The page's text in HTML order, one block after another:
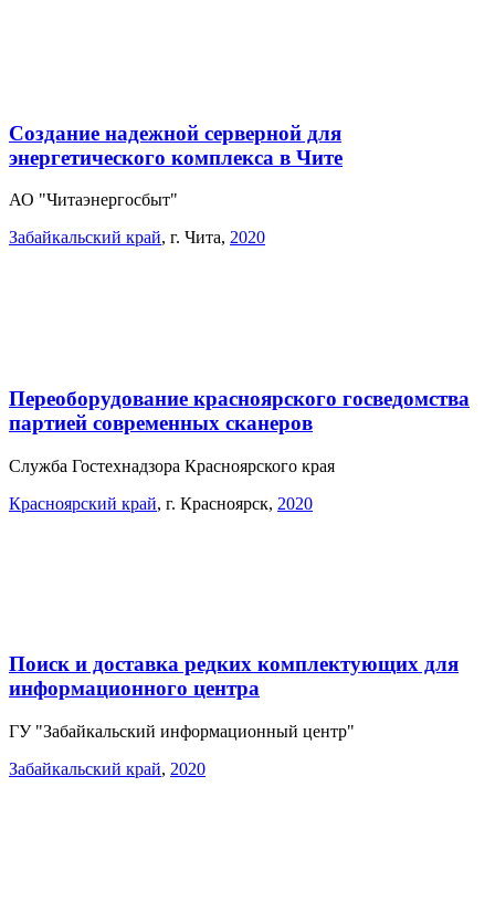
Создание надежной серверной для
энергетического комплекса в Чите
АО "Читаэнергосбыт"
Забайкальский край, г. Чита, 2020
Переоборудование красноярского госведомства
партией современных сканеров
Служба Гостехнадзора Красноярского края
Красноярский край, г. Красноярск, 2020
Поиск и доставка редких комплектующих для
информационного центра
ГУ "Забайкальский информационный центр"
Забайкальский край, 2020